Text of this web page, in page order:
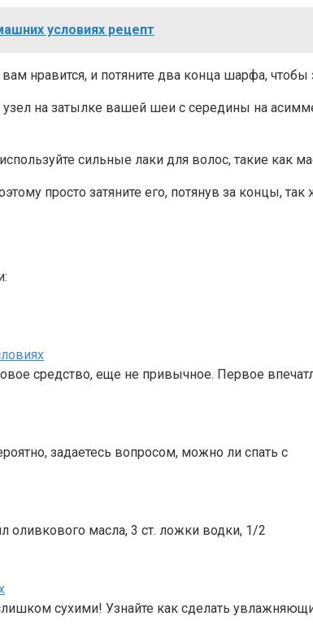
условиях рецепт
нравится, и потяните два конца шарфа,
на затылке вашей шеи с середины на
сильные лаки для волос, такие как
просто затяните его, потянув за концы,
средство, еще не привычное. Первое
задаетесь вопросом, можно ли спать с
масла, 3 ст. ложки водки, 1/2
сухими! Узнайте как сделать